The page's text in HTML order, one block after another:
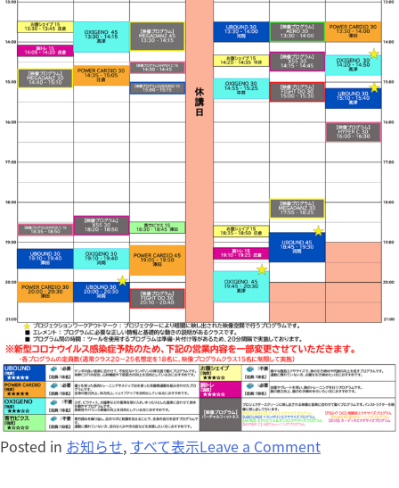
Posted in お知らせ, すべて表示Leave a Comment